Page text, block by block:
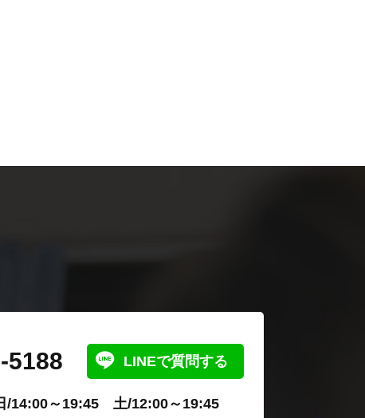
5188 LINEで質問する
/14:00～19:45 土/12:00～19:45